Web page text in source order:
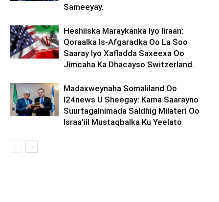
Sameeyay.
Heshiiska Maraykanka Iyo Iiraan:
Qoraalka Is-Afgaradka Oo La Soo
Saaray Iyo Xafladda Saxeexa Oo
Jimcaha Ka Dhacayso Switzerland.
Madaxweynaha Somaliland Oo
I24news U Sheegay: Kama Saarayno
Suurtagalnimada Saldhig Milateri Oo
Israa’iil Mustaqbalka Ku Yeelato